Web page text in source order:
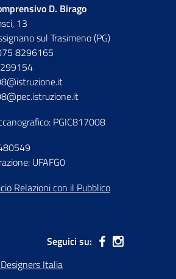
D. Birago
13
sul Trasimeno (PG)
8296165
PGIC817008
UFAFG0
Relazioni con il Pubblico
Seguici su:
Italia